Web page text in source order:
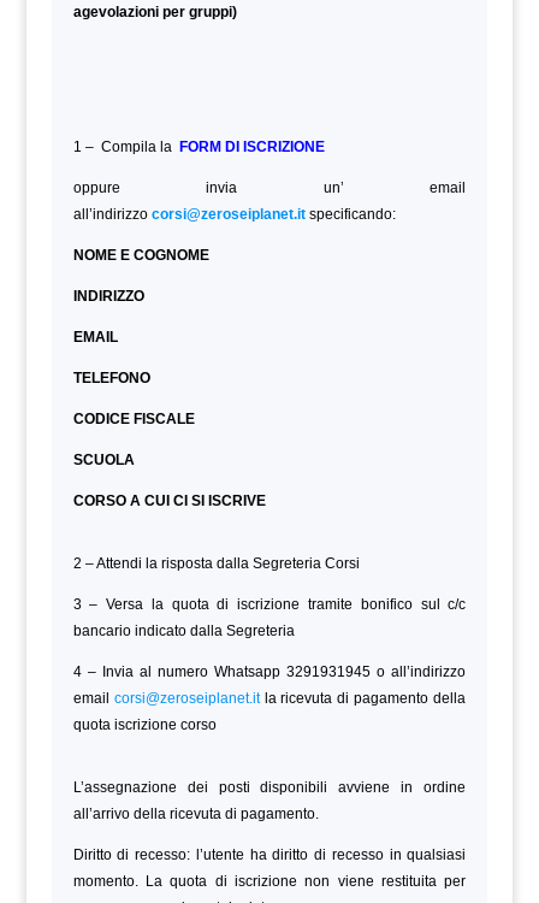
agevolazioni per gruppi)
1 – Compila la FORM DI ISCRIZIONE
oppure invia un’ email
all’indirizzo corsi@zeroseiplanet.itspecificando:
NOME E COGNOME
INDIRIZZO
EMAIL
TELEFONO
CODICE FISCALE
SCUOLA
CORSO A CUI CI SI ISCRIVE
2 – Attendi la risposta dalla Segreteria Corsi
3 – Versa la quota di iscrizione tramite bonifico sul c/c
bancario indicato dalla Segreteria
4 – Invia al numero Whatsapp 3291931945 o all’indirizzo
email corsi@zeroseiplanet.itla ricevuta di pagamento della
quota iscrizione corso
L’assegnazione dei posti disponibili avviene in ordine
all’arrivo della ricevuta di pagamento.
Diritto di recesso: l’utente ha diritto di recesso in qualsiasi
momento. La quota di iscrizione non viene restituita per